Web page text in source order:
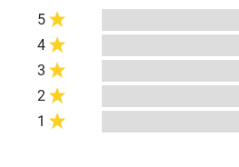
5
4
3
2
1